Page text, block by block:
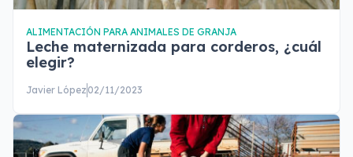
ALIMENTACIÓN PARA ANIMALES DE GRANJA
Leche maternizada para corderos, ¿cuál
elegir?
Javier López 02/11/2023